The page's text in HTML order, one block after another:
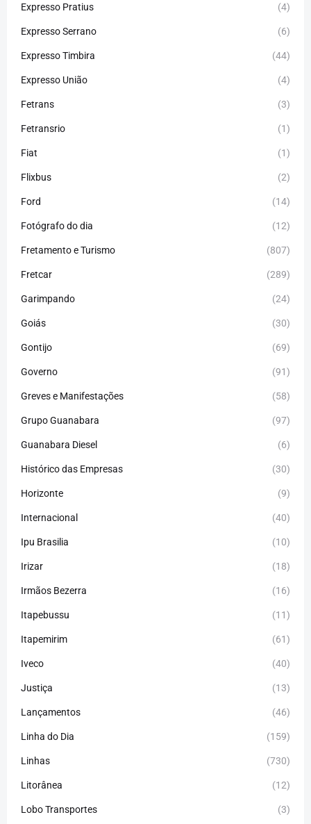
Expresso Pratius (4)
Expresso Serrano (6)
Expresso Timbira (44)
Expresso União (4)
Fetrans (3)
Fetransrio (1)
Fiat (1)
Flixbus (2)
Ford (14)
Fotógrafo do dia (12)
Fretamento e Turismo (807)
Fretcar (289)
Garimpando (24)
Goiás (30)
Gontijo (69)
Governo (91)
Greves e Manifestações (58)
Grupo Guanabara (97)
Guanabara Diesel (6)
Histórico das Empresas (30)
Horizonte (9)
Internacional (40)
Ipu Brasilia (10)
Irizar (18)
Irmãos Bezerra (16)
Itapebussu (11)
Itapemirim (61)
Iveco (40)
Justiça (13)
Lançamentos (46)
Linha do Dia (159)
Linhas (730)
Litorânea (12)
Lobo Transportes (3)